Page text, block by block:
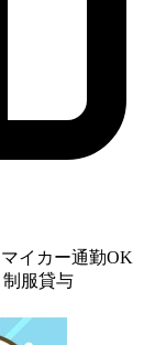
マイカー通勤OK
制服貸与